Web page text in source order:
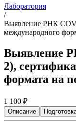
Лаборатория
/
Выявление РНК
международного
Выявление
2),
формата на
1 100 ₽
Описание